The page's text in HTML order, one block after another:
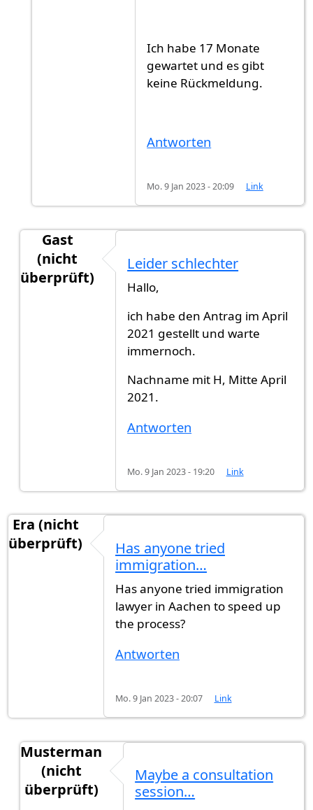
Ich habe 17 Monate
gewartet und es gibt
keine Rückmeldung.
Antworten
Mo. 9 Jan 2023 - 20:09 Link
Gast
(nicht
überprüft)
HalloGibt es jemand jetz…
Leider schlechter
Hallo,
ich habe den Antrag im April
2021 gestellt und warte
immernoch.
Nachname mit H, Mitte April
2021.
Antworten
Mo. 9 Jan 2023 - 19:20 Link
Era (nicht
überprüft)
Has anyone tried
immigration…
Has anyone tried immigration
lawyer in Aachen to speed up
the process?
Antworten
Mo. 9 Jan 2023 - 20:07 Link
Musterman
(nicht
überprüft)
Maybe a consultation
session…